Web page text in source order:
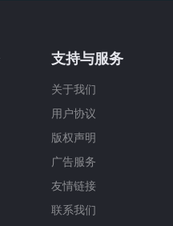
支持与服务
关于我们
用户协议
版权声明
广告服务
友情链接
联系我们